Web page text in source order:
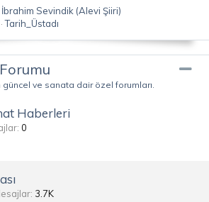
Sevindik (Alevi Şiiri)
Tarih_Üstadı
güncel ve sanata dair özel forumları.
Haberleri
0
3.7K